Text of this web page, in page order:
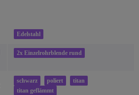
Edelstahl
2x Einzelrohrblende rund
schwarz poliert
titan
titan geflämmt